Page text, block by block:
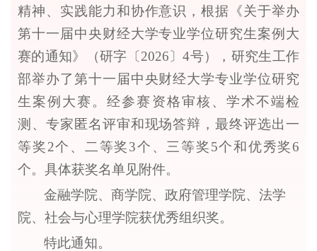
精神、实践能力和协作意识，根据《关于举办
第十一届中央财经大学专业学位研究生案例大
赛的通知》（研字〔 2026 〕4号），研究生工作
部举办了第十一届中央财经大学专业学位研究
生案例大赛。经参赛资格审核、学术不端检
测、专家匿名评审和现场答辩，最终评选出一
等奖2个、二等奖3个、三等奖5个和优秀奖6
个。具体获奖名单见附件。
金融学院、商学院、 政府管理学院、 法学
院、 社会与心理学院获优秀组织奖。
特此通知。